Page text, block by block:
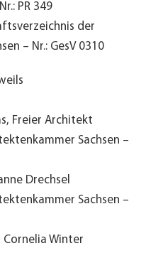
PR 349
der
– Nr.: GesV 0310
Freier Architekt
Sachsen –
Drechsel
Sachsen –
Cornelia Winter